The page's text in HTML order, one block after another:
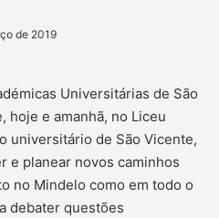
de 2019
Universitárias de São
hoje e amanhã, no Liceu
universitário de São Vicente,
e planear novos caminhos
no Mindelo como em todo o
debater questões